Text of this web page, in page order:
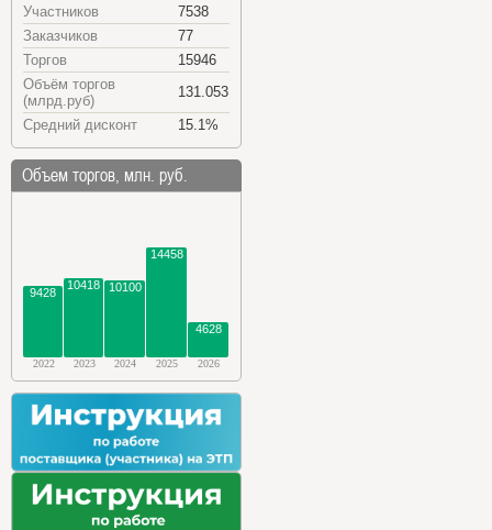
Участников
7538
Заказчиков
77
Торгов
15946
Объём торгов
(млрд.руб)
131.053
Средний дисконт
15.1%
Объем торгов, млн. руб.
9428
10418 10100
14458
4628
2022 2023 2024 2025 2026